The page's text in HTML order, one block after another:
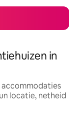
in
accommodaties
locatie, netheid